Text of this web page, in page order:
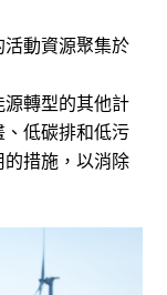
動資源聚集於
轉型的其他計
低碳排和低污
措施，以消除